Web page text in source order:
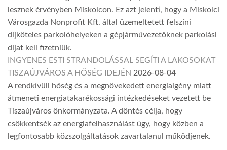
lesznek érvényben Miskolcon. Ez azt jelenti, hogy a Miskolci
Városgazda Nonprofit Kft. által üzemeltetett felszíni
díjköteles parkolóhelyeken a gépjárművezetőknek parkolási
díjat kell fizetniük.
INGYENES ESTI STRANDOLÁSSAL SEGÍTI A LAKOSOKAT
TISZAÚJVÁROS A HŐSÉG IDEJÉN 2026-08-04
A rendkívüli hőség és a megnövekedett energiaigény miatt
átmeneti energiatakarékossági intézkedéseket vezetett be
Tiszaújváros önkormányzata. A döntés célja, hogy
csökkentsék az energiafelhasználást úgy, hogy közben a
legfontosabb közszolgáltatások zavartalanul működjenek.